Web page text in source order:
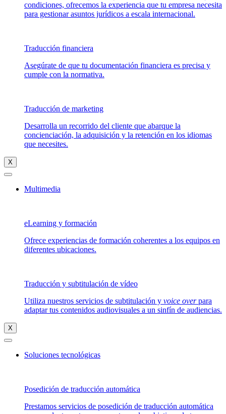
condiciones, ofrecemos la experiencia que tu empresa necesita
para gestionar asuntos jurídicos a escala internacional.
Traducción financiera
Asegúrate de que tu documentación financiera es precisa y
cumple con la normativa.
Traducción de marketing
Desarrolla un recorrido del cliente que abarque la
concienciación, la adquisición y la retención en los idiomas
que necesites.
X
Multimedia
eLearning y formación
Ofrece experiencias de formación coherentes a los equipos en
diferentes ubicaciones.
Traducción y subtitulación de vídeo
Utiliza nuestros servicios de subtitulación y voice overpara
adaptar tus contenidos audiovisuales a un sinfín de audiencias.
X
Soluciones tecnológicas
Posedición de traducción automática
Prestamos servicios de posedición de traducción automática